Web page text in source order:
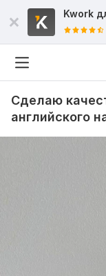
Kwork
Сделаю
английского